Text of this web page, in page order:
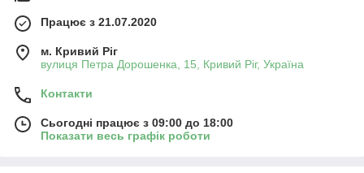
Працює з 21.07.2020
м. Кривий Ріг
вулиця Петра Дорошенка, 15, Кривий Ріг, Україна
Контакти
Сьогодні працює з 09:00 до 18:00
Показати весь графік роботи